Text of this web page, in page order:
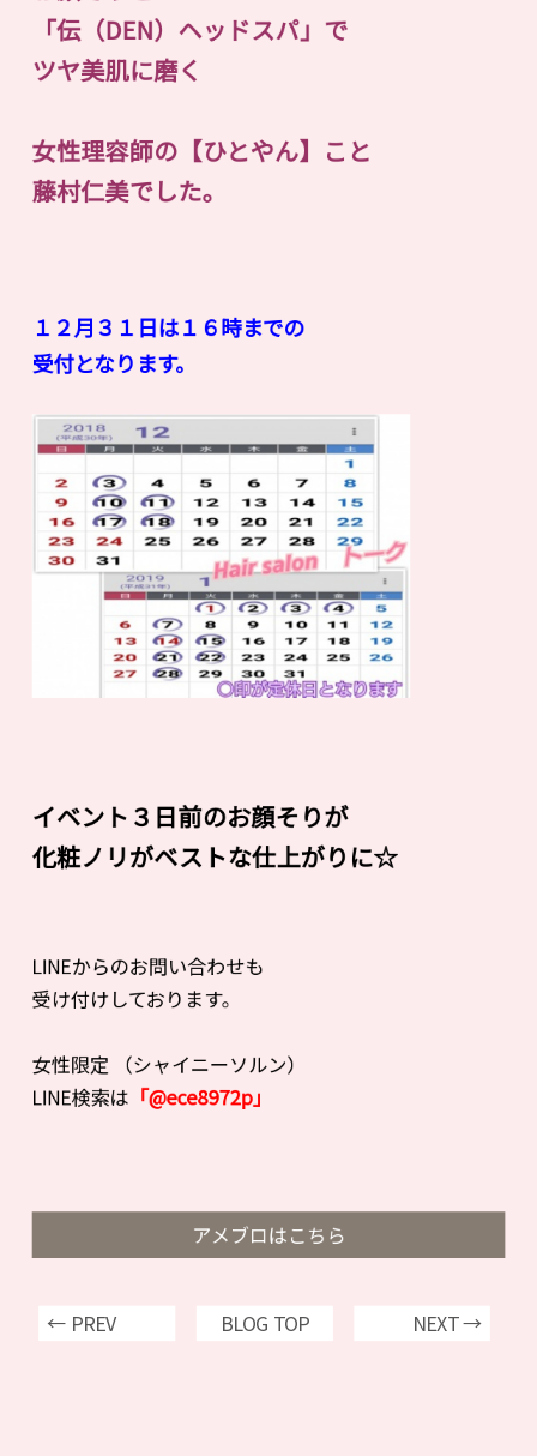
「伝（DEN）ヘッドスパ」で
ツヤ美肌に磨く
女性理容師の【ひとやん】こと
藤村仁美でした。
１２月３１日は１６時までの
受付となります。
イベント３日前のお顔そりが
化粧ノリがベストな仕上がりに☆
LINEからのお問い合わせも
受け付けしております。
女性限定 （シャイニーソルン）
LINE検索は 「@ece8972p」
アメブロはこちら
← PREV BLOG TOP NEXT →